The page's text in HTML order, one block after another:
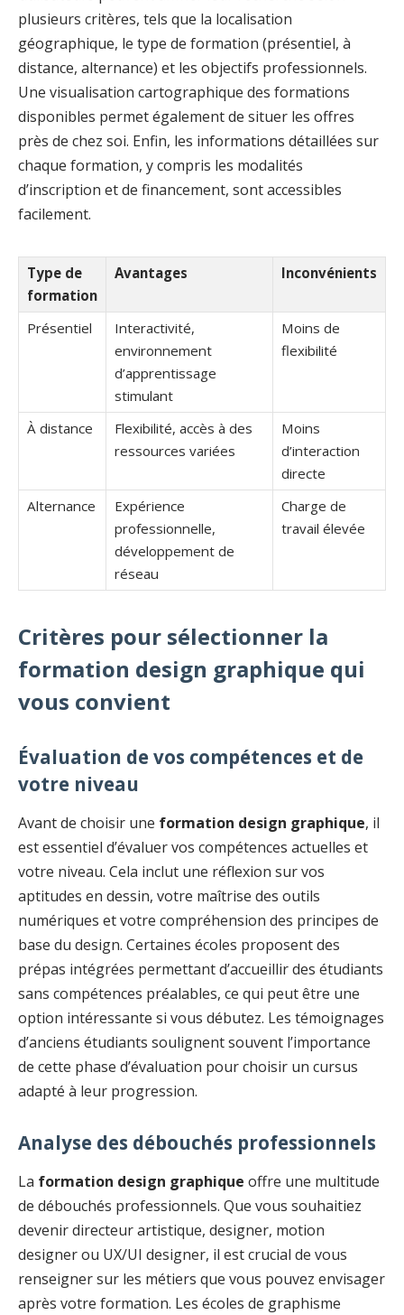
plusieurs critères, tels que la localisation
géographique, le type de formation (présentiel, à
distance, alternance) et les objectifs professionnels.
Une visualisation cartographique des formations
disponibles permet également de situer les offres
près de chez soi. Enfin, les informations détaillées sur
chaque formation, y compris les modalités
d’inscription et de financement, sont accessibles
facilement.
Type de
formation
Avantages Inconvénients
Présentiel
Interactivité,
environnement
d’apprentissage
stimulant
Moins de
flexibilité
À distance
Flexibilité, accès à des
ressources variées
Moins
d’interaction
directe
Alternance
Expérience
professionnelle,
développement de
réseau
Charge de
travail élevée
Critères pour sélectionner la
formation design graphique qui
vous convient
Évaluation de vos compétences et de
votre niveau
Avant de choisir une formation design graphique, il
est essentiel d’évaluer vos compétences actuelles et
votre niveau. Cela inclut une réflexion sur vos
aptitudes en dessin, votre maîtrise des outils
numériques et votre compréhension des principes de
base du design. Certaines écoles proposent des
prépas intégrées permettant d’accueillir des étudiants
sans compétences préalables, ce qui peut être une
option intéressante si vous débutez. Les témoignages
d’anciens étudiants soulignent souvent l’importance
de cette phase d’évaluation pour choisir un cursus
adapté à leur progression.
Analyse des débouchés professionnels
La formation design graphique offre une multitude
de débouchés professionnels. Que vous souhaitiez
devenir directeur artistique, designer, motion
designer ou UX/UI designer, il est crucial de vous
renseigner sur les métiers que vous pouvez envisager
après votre formation. Les écoles de graphisme